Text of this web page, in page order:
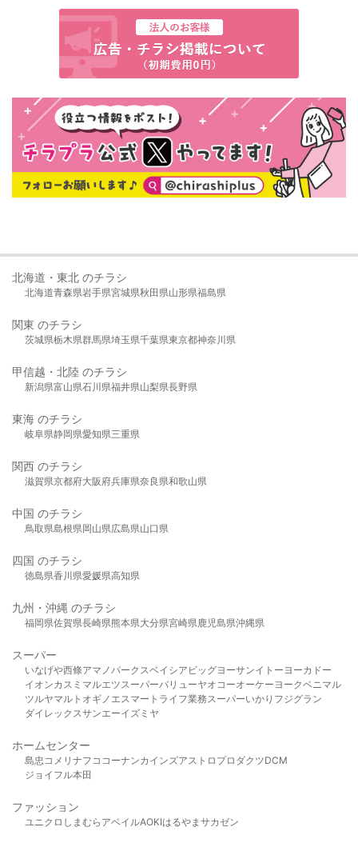
北海道・東北 のチラシ
北海道青森県岩手県宮城県秋田県山形県福島県
関東 のチラシ
茨城県栃木県群馬県埼玉県千葉県東京都神奈川県
甲信越・北陸 のチラシ
新潟県富山県石川県福井県山梨県長野県
東海 のチラシ
岐阜県静岡県愛知県三重県
関西 のチラシ
滋賀県京都府大阪府兵庫県奈良県和歌山県
中国 のチラシ
鳥取県島根県岡山県広島県山口県
四国 のチラシ
徳島県香川県愛媛県高知県
九州・沖縄 のチラシ
福岡県佐賀県長崎県熊本県大分県宮崎県鹿児島県沖縄県
スーパー
いなげや西條アマノパークスベイシア ビッグヨーサンイトーヨーカドー
イオンカスミ マルエツスーパーバリューヤオコーオーケー ヨークベニマル
ツルヤマルト オギノ エスマート ライフ業務スーパーいかり フジグラン
ダイレックスサンエーイズミヤ
ホームセンター
島忠 コメリ ナフコ コーナンカインズアストロプロダクツDCM
ジョイフル本田
ファッション
ユニクロ しまむら アベイルAOKIはるやま サカゼン